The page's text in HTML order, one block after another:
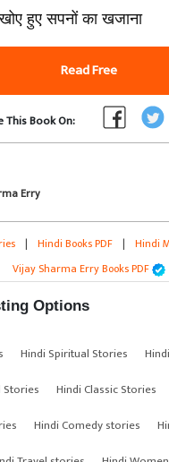
हुए सपनों का खजाना
Read Free
This Book On:
Erry
| Hindi Books PDF | Hindi
Vijay Sharma Erry Books PDF
Options
Hindi Spiritual Stories
Hindi Classic Stories
Hindi Comedy stories